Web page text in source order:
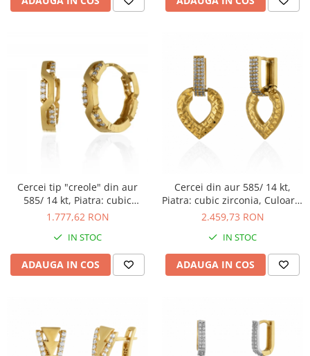
Cercei tip "creole" din aur
585/ 14 kt, Piatra: cubic
zirconia, Culoare:
1.777,62 RON
IN STOC
ADAUGA IN COS
Cercei din aur 585/ 14 kt,
Piatra: cubic zirconia, Culoare:
transparenta
2.459,73 RON
IN STOC
ADAUGA IN COS